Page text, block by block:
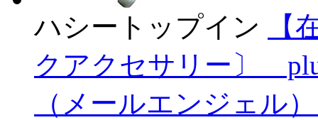
ハシートップイン
【
クアクセサリー〕
（メールエンジェル